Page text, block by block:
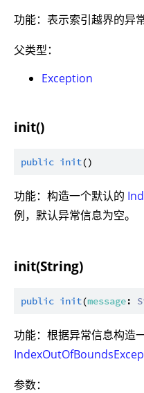
功能：表示索引越界的异常
父类型：
Exception
init()
public init
功能：构造一个默认的
例，默认异常信息为空。
init(String)
public init(message:
功能：根据异常信息构造
参数：